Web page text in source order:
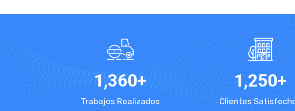
1,360+
Trabajos Realizados
1,250+
Clientes